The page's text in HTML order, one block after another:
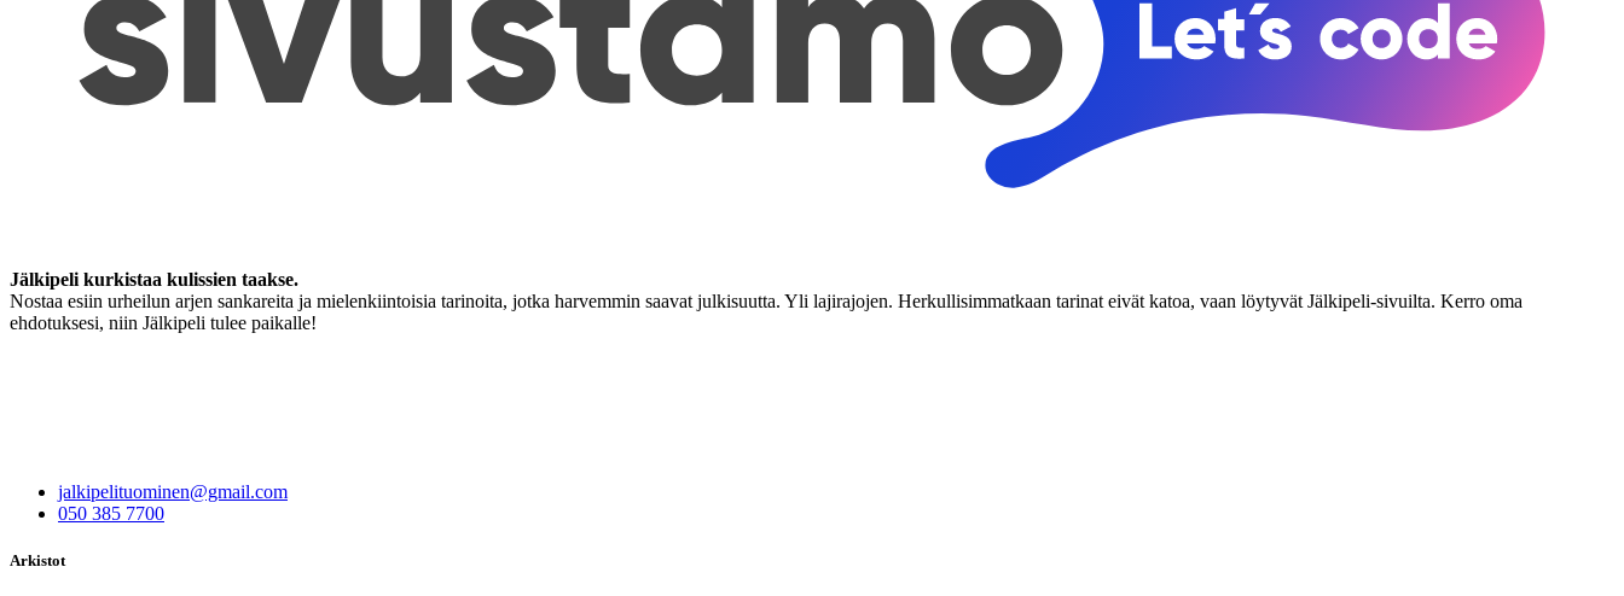
Jälkipeli kurkistaa kulissien taakse.
Nostaa esiin urheilun arjen sankareita ja mielenkiintoisia tarinoita, jotka harvemmin saavat julkisuutta. Yli lajirajojen. Herkullisimmatkaan tarinat eivät katoa, vaan löytyvät Jälkipeli-sivuilta. Kerro oma
ehdotuksesi, niin Jälkipeli tulee paikalle!
jalkipelituominen@gmail.com
050 385 7700
Arkistot